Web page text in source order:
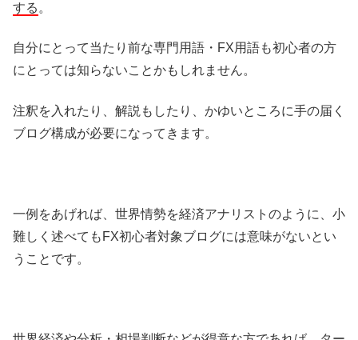
する 。
自分にとって当たり前な専門用語・FX用語も初心者の方
にとっては知らないことかもしれません。
注釈を入れたり、解説もしたり、かゆいところに手の届く
ブログ構成が必要になってきます。
一例をあげれば、世界情勢を経済アナリストのように、小
難しく述べてもFX初心者対象ブログには意味がないとい
うことです。